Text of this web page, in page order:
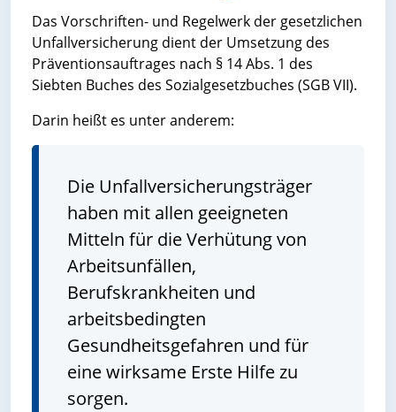
Das Vorschriften- und Regelwerk der gesetzlichen
Unfallversicherung dient der Umsetzung des
Präventionsauftrages nach § 14 Abs. 1 des
Siebten Buches des Sozialgesetzbuches (SGB VII).
Darin heißt es unter anderem:
Die Unfallversicherungsträger
haben mit allen geeigneten
Mitteln für die Verhütung von
Arbeitsunfällen,
Berufskrankheiten und
arbeitsbedingten
Gesundheitsgefahren und für
eine wirksame Erste Hilfe zu
sorgen.